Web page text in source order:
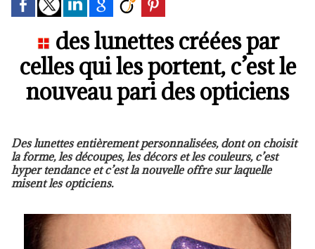
des lunettes créées par
celles qui les portent, c’est le
nouveau pari des opticiens
Des lunettes entièrement personnalisées, dont on choisit
la forme, les découpes, les décors et les couleurs, c’est
hyper tendance et c’est la nouvelle offre sur laquelle
misent les opticiens.